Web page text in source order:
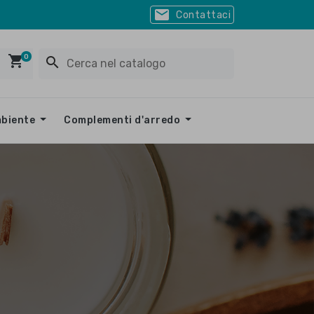
mail Contattaci
shopping_cart0 search
Complementi d'arredo